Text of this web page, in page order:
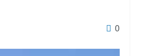
0